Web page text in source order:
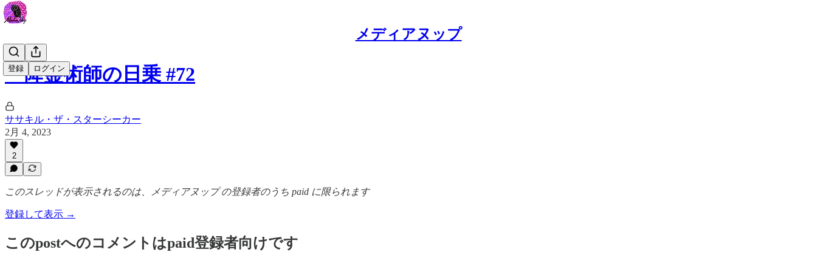
メディアヌップ
登録 ログイン
一降霊術師の日乗 #72
ササキル・ザ・スターシーカー
2月 4, 2023
2
このスレッドが表示されるのは、メディアヌップ の登録者のうち paid に限られます
登録して表示 →
このpostへのコメントはpaid登録者向けです